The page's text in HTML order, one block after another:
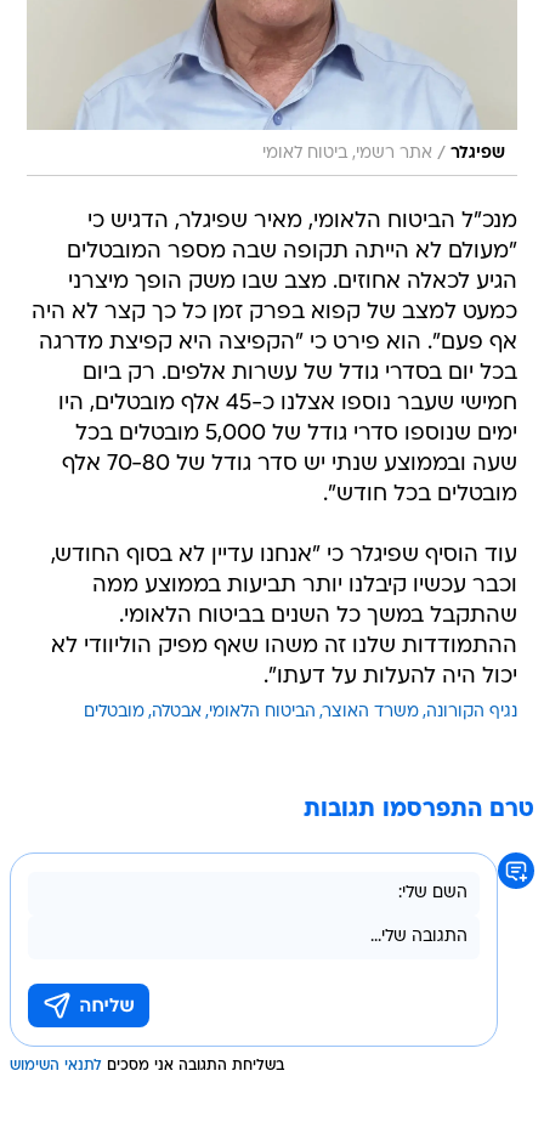
שפיגלר / אתר רשמי, ביטוח לאומי
מנכ"ל הביטוח הלאומי, מאיר שפיגלר, הדגיש כי
"מעולם לא הייתה תקופה שבה מספר המובטלים
הגיע לכאלה אחוזים. מצב שבו משק הופך מיצרני
כמעט למצב של קפוא בפרק זמן כל כך קצר לא היה
אף פעם". הוא פירט כי "הקפיצה היא קפיצת מדרגה
בכל יום בסדרי גודל של עשרות אלפים. רק ביום
חמישי שעבר נוספו אצלנו כ-45 אלף מובטלים, היו
ימים שנוספו סדרי גודל של 5,000 מובטלים בכל
שעה ובממוצע שנתי יש סדר גודל של 70-80 אלף
מובטלים בכל חודש".
עוד הוסיף שפיגלר כי "אנחנו עדיין לא בסוף החודש,
וכבר עכשיו קיבלנו יותר תביעות בממוצע ממה
שהתקבל במשך כל השנים בביטוח הלאומי.
ההתמודדות שלנו זה משהו שאף מפיק הוליוודי לא
יכול היה להעלות על דעתו".
נגיף הקורונה משרד האוצר הביטוח הלאומי אבטלה מובטלים
טרם התפרסמו תגובות
בשליחת התגובה אני מסכים לתנאי השימוש